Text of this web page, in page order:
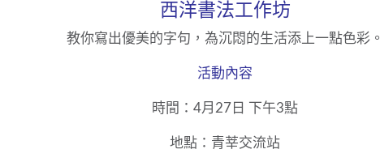
西洋書法工作坊
教你寫出優美的字句，為沉悶的生活添上一點色彩。
活動內容
時間：4月27日 下午3點
地點：青莘交流站